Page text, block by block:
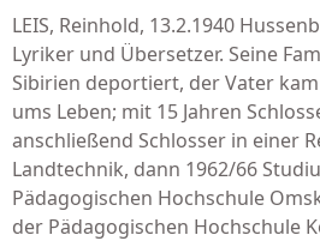
LEIS, Reinhold, 13.2.1940
Lyriker und Übersetzer. Seine
Sibirien deportiert, der Vater
ums Leben; mit 15 Jahren
anschließend Schlosser in einer
Landtechnik, dann 1962/66
Pädagogischen Hochschule
der Pädagogischen Hochschule